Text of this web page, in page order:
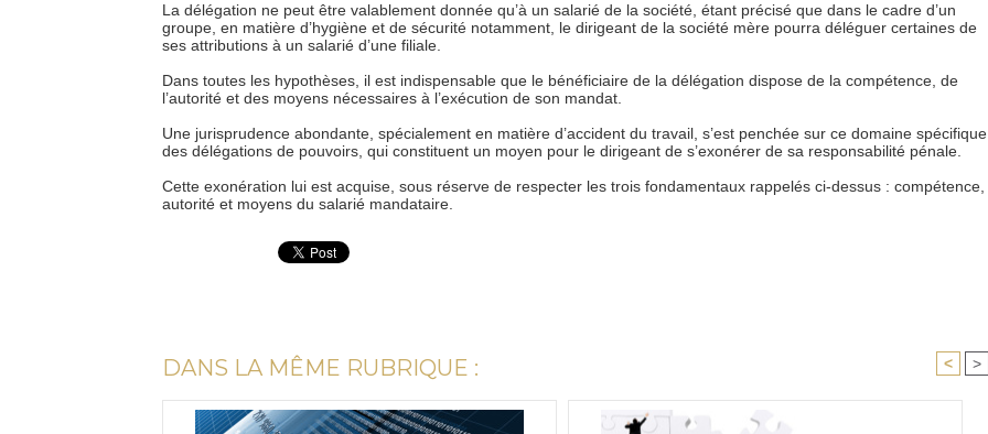
La délégation ne peut être valablement donnée qu’à un salarié de la société, étant précisé que dans le cadre d’un
groupe, en matière d’hygiène et de sécurité notamment, le dirigeant de la société mère pourra déléguer certaines de
ses attributions à un salarié d’une filiale.
Dans toutes les hypothèses, il est indispensable que le bénéficiaire de la délégation dispose de la compétence, de
l’autorité et des moyens nécessaires à l’exécution de son mandat.
Une jurisprudence abondante, spécialement en matière d’accident du travail, s’est penchée sur ce domaine spécifique
des délégations de pouvoirs, qui constituent un moyen pour le dirigeant de s’exonérer de sa responsabilité pénale.
Cette exonération lui est acquise, sous réserve de respecter les trois fondamentaux rappelés ci-dessus : compétence,
autorité et moyens du salarié mandataire.
DANS LA MÊME RUBRIQUE : < >